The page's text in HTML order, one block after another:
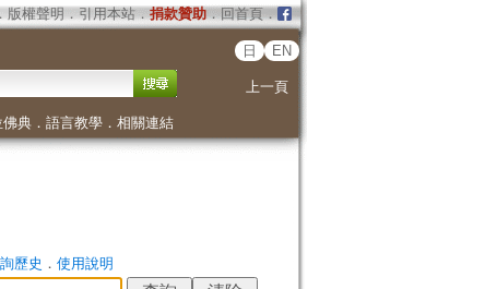
版權聲明 ． 引用本站． 捐款贊助．回首頁．
日 EN
上一頁
佛典． 語言教學． 相關連結
歷史 ． 使用說明